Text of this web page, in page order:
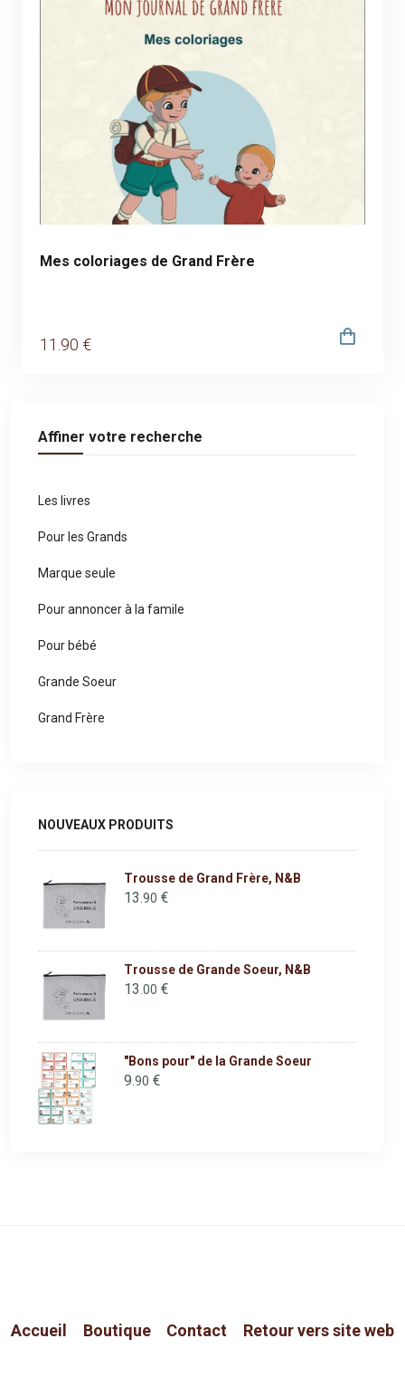
Mes coloriages de Grand Frère
11 .90 €
Affiner votre recherche
Les livres
Pour les Grands
Marque seule
Pour annoncer à la famile
Pour bébé
Grande Soeur
Grand Frère
NOUVEAUX PRODUITS
Trousse de Grand Frère, N&B
13 .90 €
Trousse de Grande Soeur, N&B
13 .00 €
"Bons pour" de la Grande Soeur
9 .90 €
Accueil Boutique Contact Retour vers site web